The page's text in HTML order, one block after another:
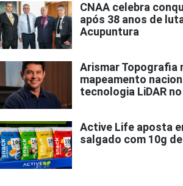
CNAA celebra
após 38 anos de
Acupuntura
Arismar Topografia
mapeamento
tecnologia LiDAR
Active Life aposta
salgado com 10g